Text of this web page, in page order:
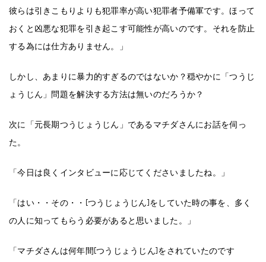
彼らは引きこもりよりも犯罪率が高い犯罪者予備軍です。ほって
おくと凶悪な犯罪を引き起こす可能性が高いのです。それを防止
する為には仕方ありません。」
しかし、あまりに暴力的すぎるのではないか？穏やかに「つうじ
ょうじん」問題を解決する方法は無いのだろうか？
次に「元長期つうじょうじん」であるマチダさんにお話を伺っ
た。
「今日は良くインタビューに応じてくださいましたね。」
「はい・・その・・[つうじょうじん]をしていた時の事を、多く
の人に知ってもらう必要があると思いました。」
「マチダさんは何年間[つうじょうじん]をされていたのです